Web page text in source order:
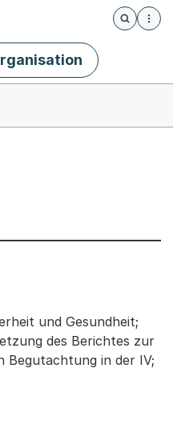
Öffnet
Geschäft
und Gesundheit;
des Berichtes zur
Begutachtung in der IV;